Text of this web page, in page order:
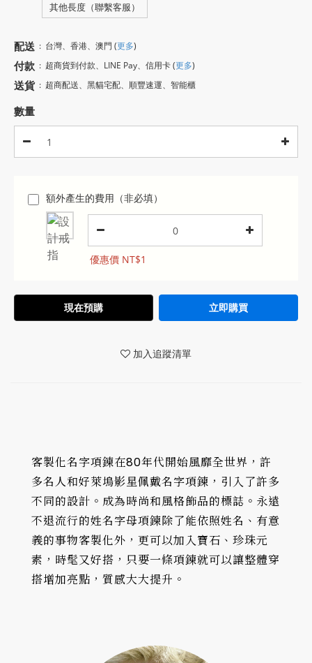
其他長度（聯繫客服）
配送 : 台灣、香港、澳門 (更多)
付款 : 超商貨到付款、LINE Pay、信用卡(更多)
送貨 : 超商配送、黑貓宅配、順豐速運、智能櫃
數量
額外產生的費用（非必填）
優惠價 NT$1
現在預購 立即購買
加入追蹤清單
客製化名字項鍊在80年代開始風靡全世界，許
多名人和好萊塢影星佩戴名字項鍊，引入了許多
不同的設計。成為時尚和風格飾品的標誌。永遠
不退流行的姓名字母項鍊除了能依照姓名、有意
義的事物客製化外，更可以加入寶石、珍珠元
素，時髦又好搭，只要一條項鍊就可以讓整體穿
搭增加亮點，質感大大提升。